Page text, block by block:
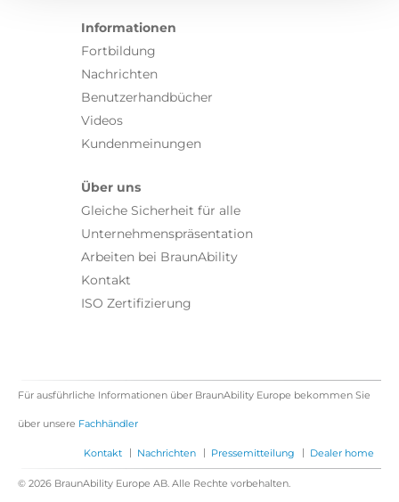
Informationen
Fortbildung
Nachrichten
Benutzerhandbücher
Videos
Kundenmeinungen
Über uns
Gleiche Sicherheit für alle
Unternehmenspräsentation
Arbeiten bei BraunAbility
Kontakt
ISO Zertifizierung
Für ausführliche Informationen über BraunAbility Europe bekommen Sie
über unsere Fachhändler
Kontakt | Nachrichten | Pressemitteilung | Dealer home
© 2026 BraunAbility Europe AB. Alle Rechte vorbehalten.